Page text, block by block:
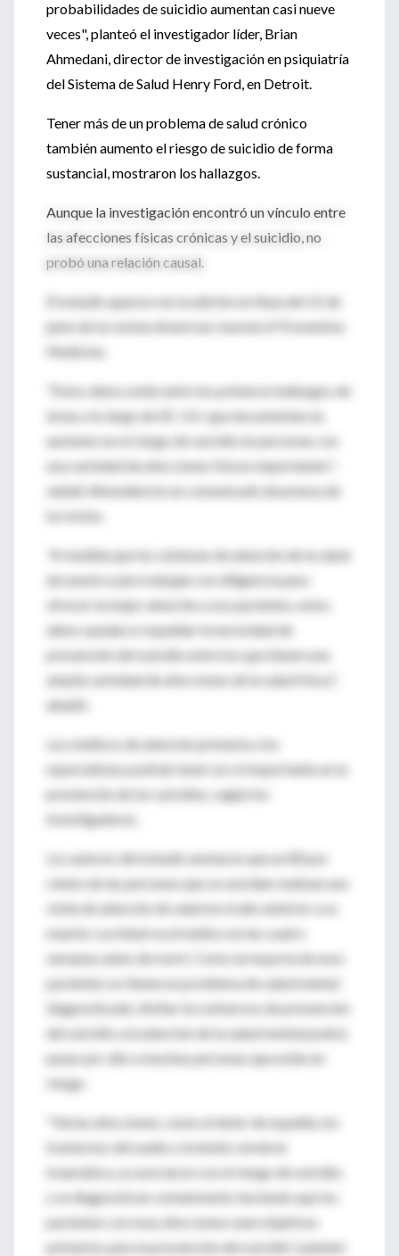
probabilidades de suicidio aumentan casi nueve
veces", planteó el investigador líder, Brian
Ahmedani, director de investigación en psiquiatría
del Sistema de Salud Henry Ford, en Detroit.
Tener más de un problema de salud crónico
también aumento el riesgo de suicidio de forma
sustancial, mostraron los hallazgos.
Aunque la investigación encontró un vínculo entre
las afecciones físicas crónicas y el suicidio, no
probó una relación causal.
El estudio aparece en la edición en línea del 12 de
junio de la revista American Journal of Preventive
Medicine.
"Estos datos están entre los primeros hallazgos de
áreas a lo largo de EE. UU. que documentan un
aumento en el riesgo de suicidio en personas con
una variedad de afecciones físicas importantes",
señaló Ahmedani en un comunicado de prensa de
la revista.
"A medida que los sistemas de atención de la salud
de nuestro país trabajan con diligencia para
ofrecer la mejor atención a sus pacientes, estos
datos ayudan a respaldar la necesidad de
prevención del suicidio entre los que tienen una
amplia variedad de afecciones de la salud física",
añadió.
Los médicos de atención primaria y los
especialistas podrían tener un rol importante en la
prevención de los suicidios, según los
investigadores.
Los autores del estudio anotaron que un 80 por
ciento de las personas que se suicidan realizan una
visita de atención de salud en el año anterior a su
muerte. La mitad va al médico en las cuatro
semanas antes de morir. Como la mayoría de esos
pacientes no tienen un problema de salud mental
diagnosticado, limitar los esfuerzos de prevención
del suicidio a la atención de la salud mental podría
pasar por alto a muchas personas que están en
riesgo.
"Varias afecciones, como el dolor de espalda, los
trastornos del sueño y la lesión cerebral
traumática, se asociaron con el riesgo de suicidio,
y se diagnostican comúnmente, haciendo que los
pacientes con esas afecciones sean objetivos
primarios para la prevención del suicidio", planteó